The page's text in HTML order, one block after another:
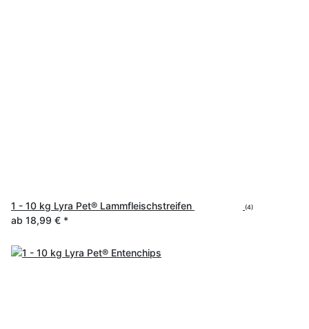
1 - 10 kg Lyra Pet® Lammfleischstreifen (4)
ab 18,99 € *